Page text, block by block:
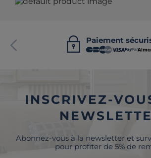
Paiement
INSCRIVEZ-
Abonnez-vous à la newsletter et
pour profiter de 5% de